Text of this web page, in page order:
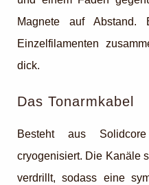
Magnete auf
Einzelfilamenten
dick.
Das Tonarmkabel
Besteht aus Solidcore
cryogenisiert. Die Kanäle
verdrillt, sodass eine